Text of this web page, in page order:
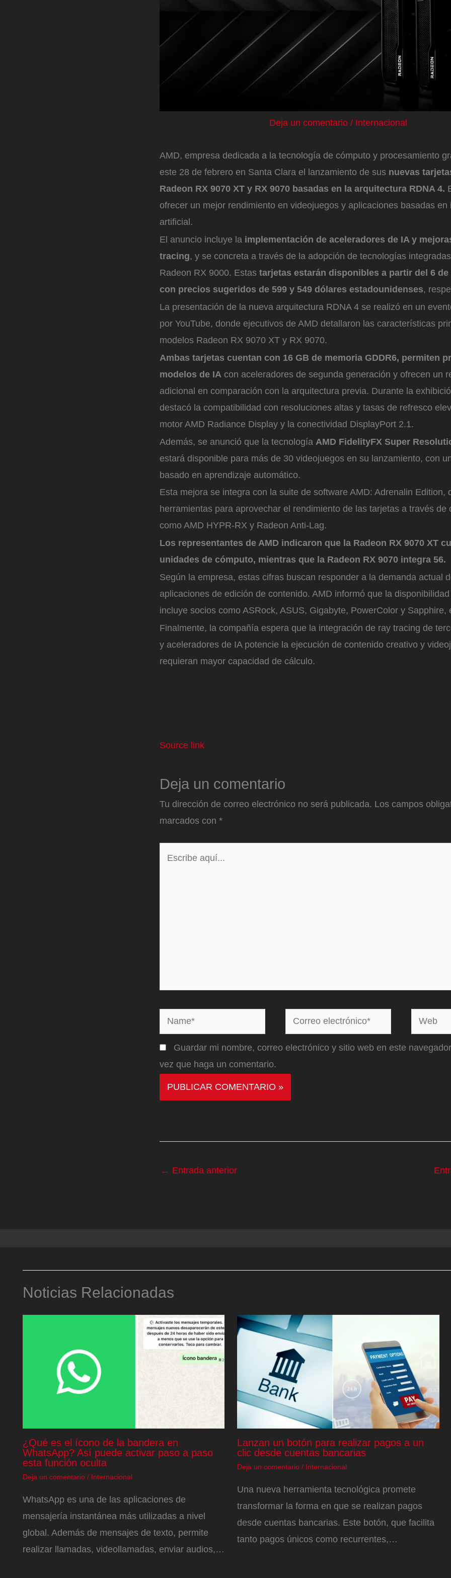
Deja un comentario / Internacional
AMD, empresa dedicada a la tecnología de cómputo y procesamiento
este 28 de febrero en Santa Clara el lanzamiento de sus nuevas
Radeon RX 9070 XT y RX 9070 basadas en la arquitectura RDNA 4.
ofrecer un mejor rendimiento en videojuegos y aplicaciones basadas en
artificial.
El anuncio incluye la implementación de aceleradores de IA y
tracing, y se concreta a través de la adopción de tecnologías
Radeon RX 9000. Estas tarjetas estarán disponibles a partir del 6 de
con precios sugeridos de 599 y 549 dólares estadounidenses,
La presentación de la nueva arquitectura RDNA 4 se realizó en un
por YouTube, donde ejecutivos de AMD detallaron las características
modelos Radeon RX 9070 XT y RX 9070.
Ambas tarjetas cuentan con 16 GB de memoria GDDR6, permiten
modelos de IA con aceleradores de segunda generación y ofrecen un
adicional en comparación con la arquitectura previa. Durante la
destacó la compatibilidad con resoluciones altas y tasas de refresco
motor AMD Radiance Display y la conectividad DisplayPort 2.1.
Además, se anunció que la tecnología AMD FidelityFX Super
estará disponible para más de 30 videojuegos en su lanzamiento, con
basado en aprendizaje automático.
Esta mejora se integra con la suite de software AMD: Adrenalin Edition,
herramientas para aprovechar el rendimiento de las tarjetas a través de
como AMD HYPR-RX y Radeon Anti-Lag.
Los representantes de AMD indicaron que la Radeon RX 9070 XT
unidades de cómputo, mientras que la Radeon RX 9070 integra 56.
Según la empresa, estas cifras buscan responder a la demanda actual
aplicaciones de edición de contenido. AMD informó que la
incluye socios como ASRock, ASUS, Gigabyte, PowerColor y Sapphire,
Finalmente, la compañía espera que la integración de ray tracing de
y aceleradores de IA potencie la ejecución de contenido creativo y
requieran mayor capacidad de cálculo.
Source link
Deja un comentario
Tu dirección de correo electrónico no será publicada. Los campos
marcados con *
Name*
Correo
electrónico*
Web
Guardar mi nombre, correo electrónico y sitio web en este
vez que haga un comentario.
← Entrada anterior
Noticias Relacionadas
¿Qué es el ícono de la bandera en
WhatsApp? Así puede activar paso a paso
esta función oculta
Deja un comentario / Internacional
WhatsApp es una de las aplicaciones de
mensajería instantánea más utilizadas a nivel
global. Además de mensajes de texto, permite
realizar llamadas, videollamadas, enviar audios,…
Lanzan un botón para realizar pagos a un
clic desde cuentas bancarias
Deja un comentario / Internacional
Una nueva herramienta tecnológica promete
transformar la forma en que se realizan pagos
desde cuentas bancarias. Este botón, que facilita
tanto pagos únicos como recurrentes,…